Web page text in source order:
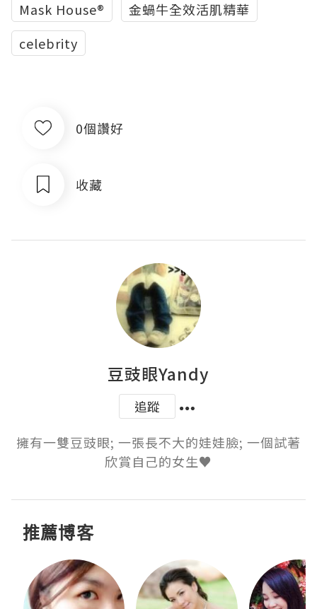
Mask House®
金蝸牛全效活肌精華
celebrity
0個讚好
收藏
豆豉眼Yandy
追蹤
擁有一雙豆豉眼; 一張長不大的娃娃臉; 一個試著
欣賞自己的女生♥
推薦博客